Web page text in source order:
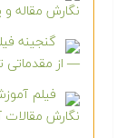
نگارش مقاله و
گنجینه
— از مقدماتی
فیلم
نگارش مقالات